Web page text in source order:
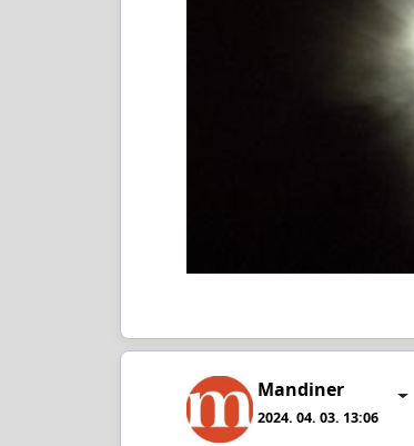
Mandiner
2024. 04. 03. 13:06